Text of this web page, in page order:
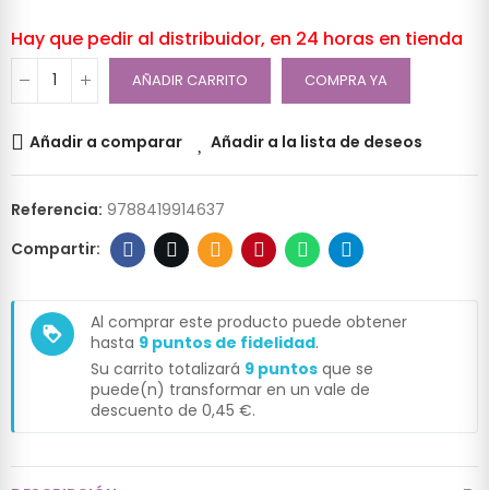
Hay que pedir al distribuidor, en 24 horas en tienda
AÑADIR CARRITO COMPRA YA
Añadir a comparar Añadir a la lista de deseos
Referencia: 9788419914637
loyalty
Al comprar este producto puede obtener
hasta 9 puntos de fidelidad.
Su carrito totalizará 9 puntos que se
puede(n) transformar en un vale de
descuento de 0,45 €.